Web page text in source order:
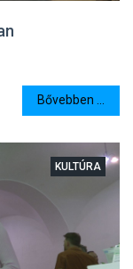
Bővebben ...
KULTÚRA